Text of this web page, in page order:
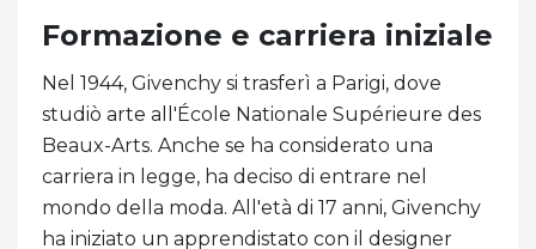
Formazione e carriera iniziale
Nel 1944, Givenchy si trasferì a Parigi, dove
studiò arte all'École Nationale Supérieure des
Beaux-Arts. Anche se ha considerato una
carriera in legge, ha deciso di entrare nel
mondo della moda. All'età di 17 anni, Givenchy
ha iniziato un apprendistato con il designer